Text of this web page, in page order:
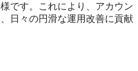
です。これにより、アカウン
日々の円滑な運用改善に貢献